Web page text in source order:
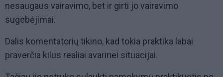
nesaugaus vairavimo, bet ir girti jo vairavimo
sugebėjimai.
Dalis komentatorių tikino, kad tokia praktika labai
praverčia kilus realiai avarinei situacijai.